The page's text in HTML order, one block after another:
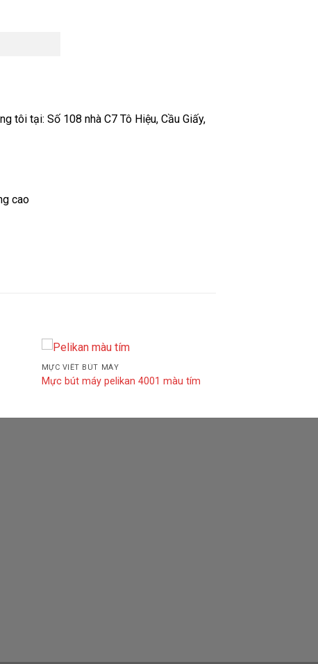
tôi tại: Số 108 nhà C7 Tô Hiệu, Cầu Giấy,
cao
MỰC VIẾT BÚT MÁY
Mực bút máy pelikan 4001 màu tím